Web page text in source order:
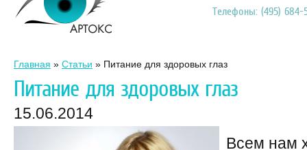
Телефоны: (495) 684-
Главная » Статьи » Питание для здоровых глаз
Питание для здоровых глаз
15.06.2014
Всем нам